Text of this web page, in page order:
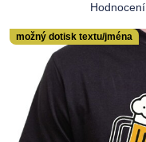
možný dotisk textu/jména
Hodnocení